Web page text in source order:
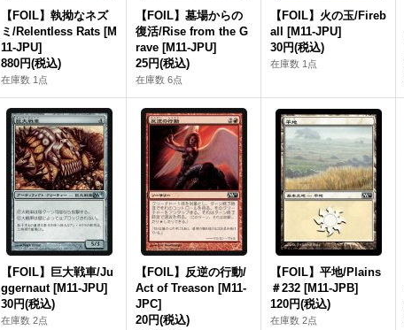
【FOIL】執拗なネズ
ミ/Relentless Rats [M
11‐JPU]
880円(税込)
在庫数 1点
【FOIL】墓場からの
復活/Rise from the G
rave [M11‐JPU]
25円(税込)
在庫数 6点
【FOIL】火の玉/Fireb
all [M11‐JPU]
30円(税込)
在庫数 1点
【FOIL】巨大戦車/Ju
ggernaut [M11‐JPU]
30円(税込)
在庫数 2点
【FOIL】反逆の行動/
Act of Treason [M11‐
JPC]
20円(税込)
【FOIL】平地/Plains
＃232 [M11-JPB]
120円(税込)
在庫数 2点